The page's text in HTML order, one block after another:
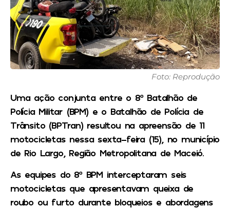
Foto: Reprodução
Uma ação conjunta entre o 8º Batalhão de
Polícia Militar (BPM) e o Batalhão de Polícia de
Trânsito (BPTran) resultou na apreensão de 11
motocicletas nessa sexta-feira (15), no município
de Rio Largo, Região Metropolitana de Maceió.
As equipes do 8º BPM interceptaram seis
motocicletas que apresentavam queixa de
roubo ou furto durante bloqueios e abordagens